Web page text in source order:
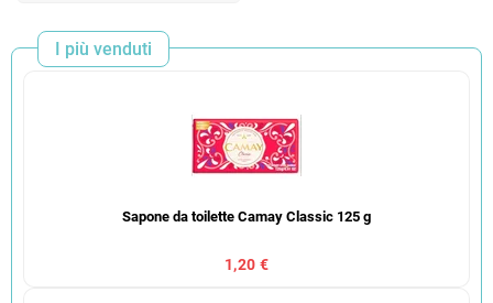
I più venduti
Sapone da toilette Camay Classic 125 g
1,20 €